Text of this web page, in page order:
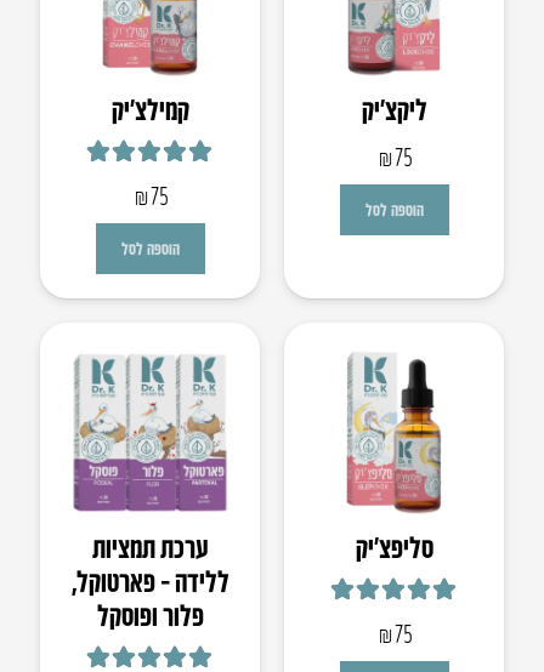
ליקצ’יק
₪75
הוספה לסל
קמילצ’יק
₪75
הוספה לסל
סליפצ’יק
₪75
ערכת תמציות
ללידה – פארטוקל,
פלור ופוסקל